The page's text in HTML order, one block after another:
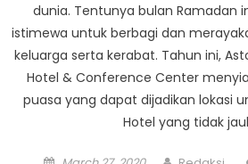
dunia. Tentunya bulan Ramadan
istimewa untuk berbagi dan
keluarga serta kerabat. Tahun ini,
Hotel & Conference Center
puasa yang dapat dijadikan lokasi
Hotel yang tidak
Posted Author